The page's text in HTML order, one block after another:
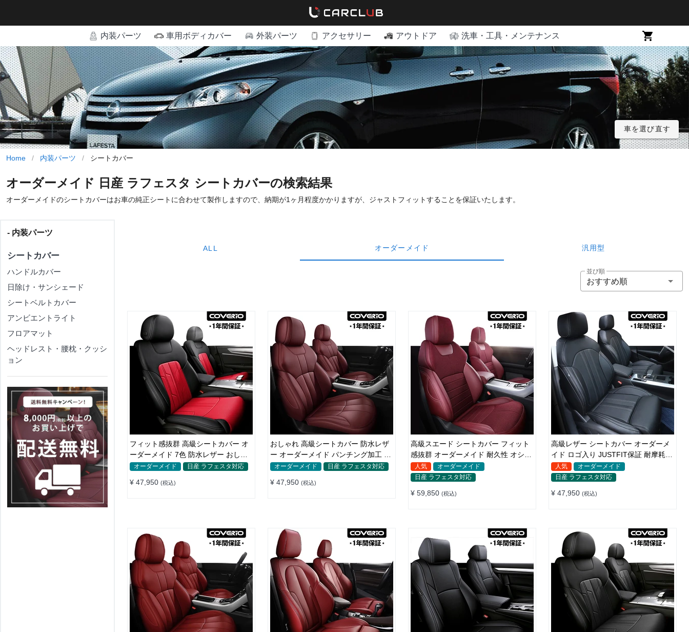
内装パーツ 車用ボディカバー 外装パーツ アクセサリー アウトドア 洗車・工具・メンテナンス
車を選び直す
Home / 内装パーツ / シートカバー
オーダーメイド 日産 ラフェスタ シートカバーの検索結果
オーダーメイドのシートカバーはお車の純正シートに合わせて製作しますので、納期が1ヶ月程度かかりますが、ジャストフィットすることを保証いたします。
- 内装パーツ
シートカバー
ハンドルカバー
日除け・サンシェード
シートベルトカバー
アンビエントライト
フロアマット
ヘッドレスト・腰枕・クッシ
ョン
ALL オーダーメイド 汎用型
並び順
おすすめ順
フィット感抜群 高級シートカバー オ
ーダーメイド 7色 防水レザー おしゃ
れ 全席セット
オーダーメイド 日産 ラフェスタ対応
¥ 47,950 (税込)
おしゃれ 高級シートカバー 防水レザ
ー オーダーメイド パンチング加工 9
色 全席セット
オーダーメイド 日産 ラフェスタ対応
¥ 47,950 (税込)
高級スエード シートカバー フィット
感抜群 オーダーメイド 耐久性 オシャ
レ 全席セット
人気
オーダーメイド
日産 ラフェスタ対応
¥ 59,850 (税込)
高級レザー シートカバー オーダーメ
イド ロゴ入り JUSTFIT保証 耐摩耗性
全席セット
人気
オーダーメイド
日産 ラフェスタ対応
¥ 47,950 (税込)